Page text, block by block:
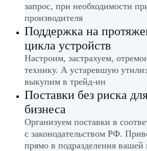
запрос, при необходимости
производителя
Поддержка на
цикла устройств
Настроим, застрахуем,
технику. А устаревшую
выкупим в трейд-ин
Поставки без риска
бизнеса
Организуем поставки в
с законодательством РФ.
прямо в подразделения